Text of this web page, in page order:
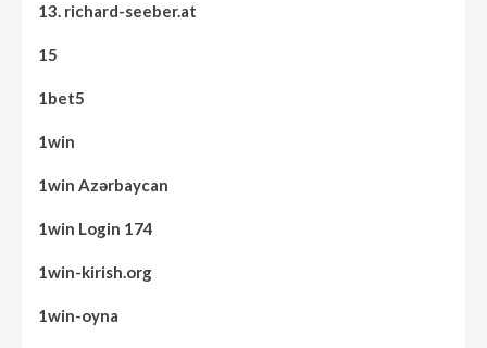
13. richard-seeber.at
15
1bet5
1win
1win Azərbaycan
1win Login 174
1win-kirish.org
1win-oyna